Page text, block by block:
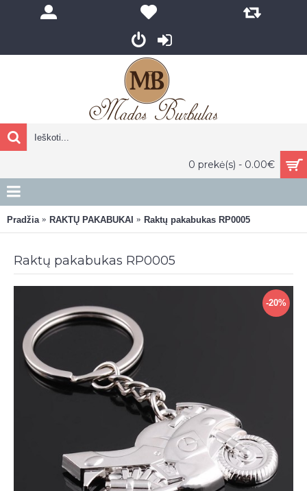
0 prekė(s) - 0.00€
Pradžia RAKTŲ PAKABUKAI Raktų pakabukas RP0005
Raktų pakabukas RP0005
-20%